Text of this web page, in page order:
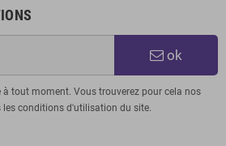
ok
tout moment. Vous trouverez pour cela nos
conditions d'utilisation du site.